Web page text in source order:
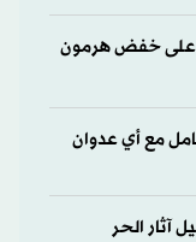
تساعد على خفض هرمون
مع أي عدوان
آثار الحر